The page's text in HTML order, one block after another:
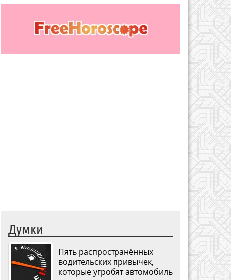
Думки
Пять распространённых
водительских привычек,
которые угробят автомобиль